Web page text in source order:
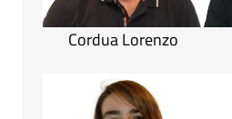
Cordua Lorenzo